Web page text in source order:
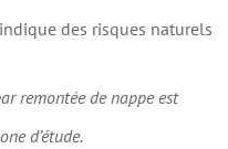
des risques naturels
remontée de nappe est
d’étude.